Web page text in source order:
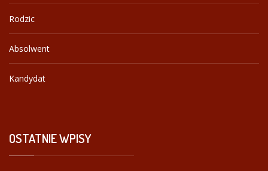
Rodzic
Absolwent
Kandydat
OSTATNIEWPISY